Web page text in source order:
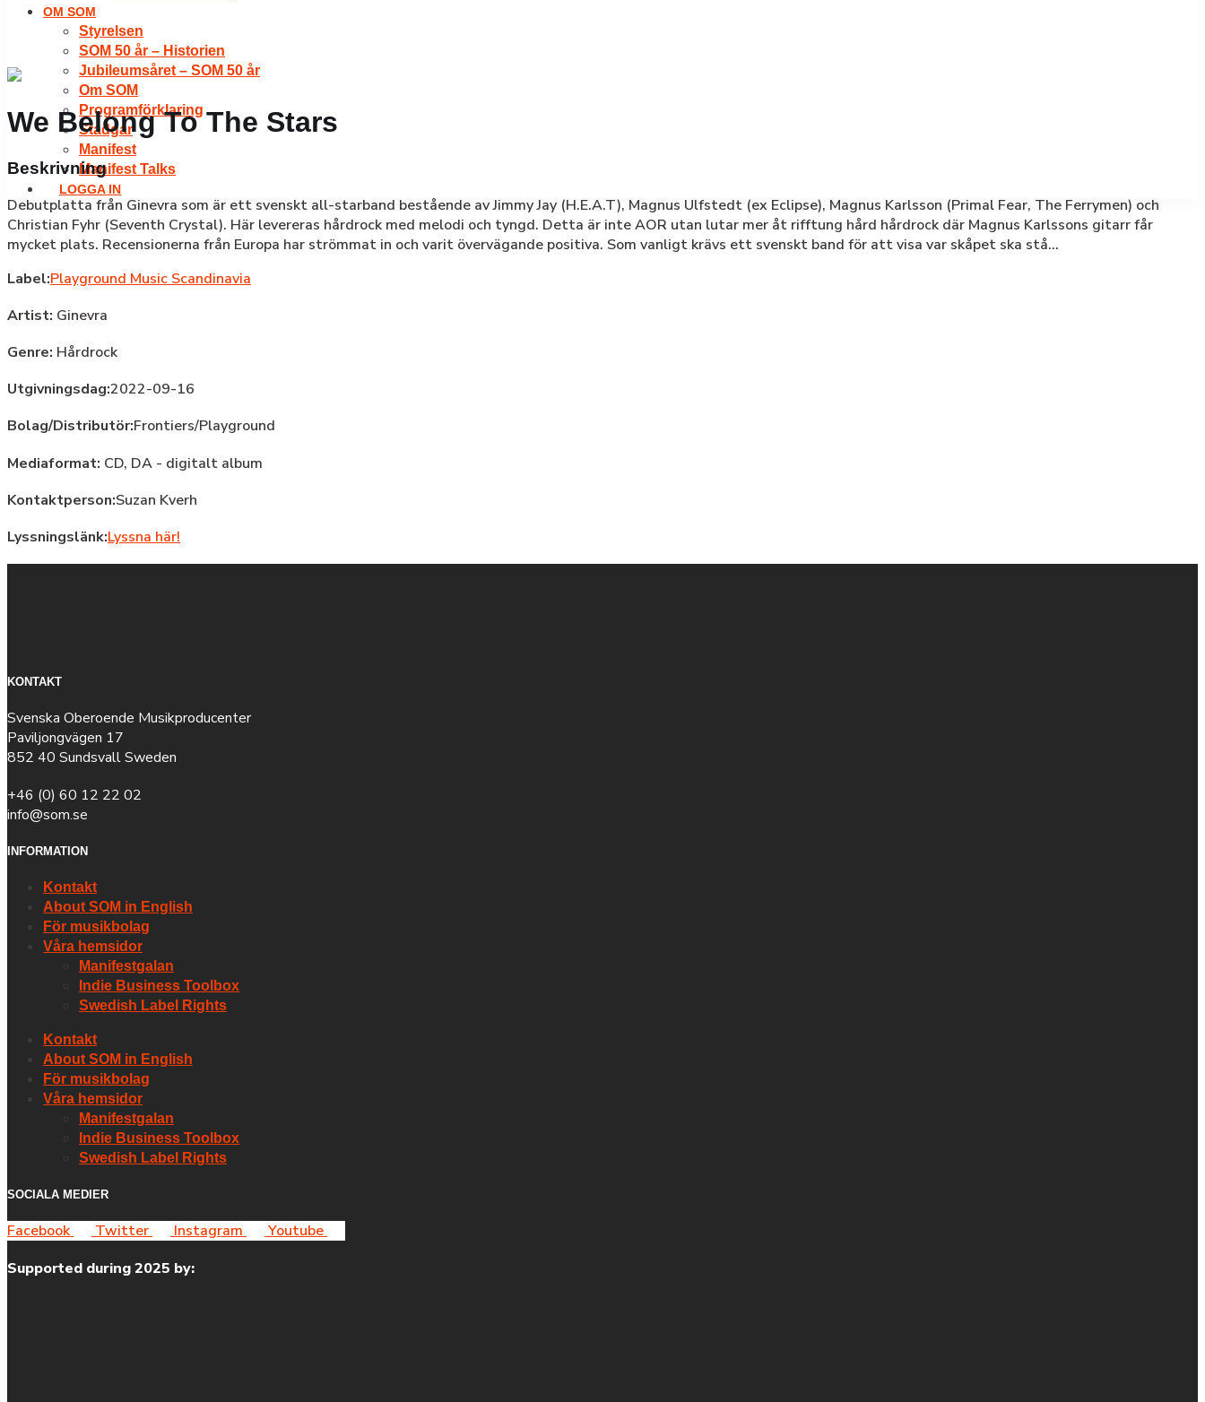
OM SOM
Styrelsen
SOM 50 år – Historien
Jubileumsåret – SOM 50 år
Om SOM
Programförklaring
Stadgar
Manifest
Manifest Talks
LOGGA IN
We Belong To The Stars
Beskrivning
Debutplatta från Ginevra som är ett svenskt all-starband bestående av Jimmy Jay (H.E.A.T), Magnus Ulfstedt (ex Eclipse), Magnus Karlsson (Primal Fear, The Ferrymen) och
Christian Fyhr (Seventh Crystal). Här levereras hårdrock med melodi och tyngd. Detta är inte AOR utan lutar mer åt rifftung hård hårdrock där Magnus Karlssons gitarr får
mycket plats. Recensionerna från Europa har strömmat in och varit övervägande positiva. Som vanligt krävs ett svenskt band för att visa var skåpet ska stå...
Label:Playground Music Scandinavia
Artist: Ginevra
Genre: Hårdrock
Utgivningsdag:2022-09-16
Bolag/Distributör:Frontiers/Playground
Mediaformat: CD, DA - digitalt album
Kontaktperson:Suzan Kverh
Lyssningslänk:Lyssna här!
KONTAKT
Svenska Oberoende Musikproducenter
Paviljongvägen 17
852 40 Sundsvall Sweden
+46 (0) 60 12 22 02
info@som.se
INFORMATION
Kontakt
About SOM in English
För musikbolag
Våra hemsidor
Manifestgalan
Indie Business Toolbox
Swedish Label Rights
Kontakt
About SOM in English
För musikbolag
Våra hemsidor
Manifestgalan
Indie Business Toolbox
Swedish Label Rights
SOCIALA MEDIER
Facebook Twitter Instagram
Youtube
Supported during 2025 by: